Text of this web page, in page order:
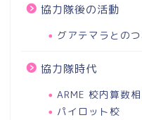
協力隊後の活動
グアテマラとの
協力隊時代
ARME 校内算数
パイロット校